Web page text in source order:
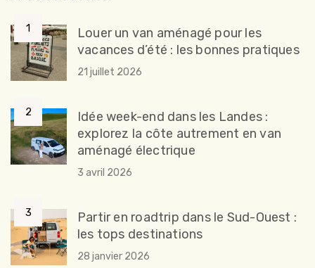
Louer un van aménagé pour les
vacances d’été : les bonnes pratiques
21 juillet 2026
Idée week-end dans les Landes :
explorez la côte autrement en van
aménagé électrique
3 avril 2026
Partir en roadtrip dans le Sud-Ouest :
les tops destinations
28 janvier 2026